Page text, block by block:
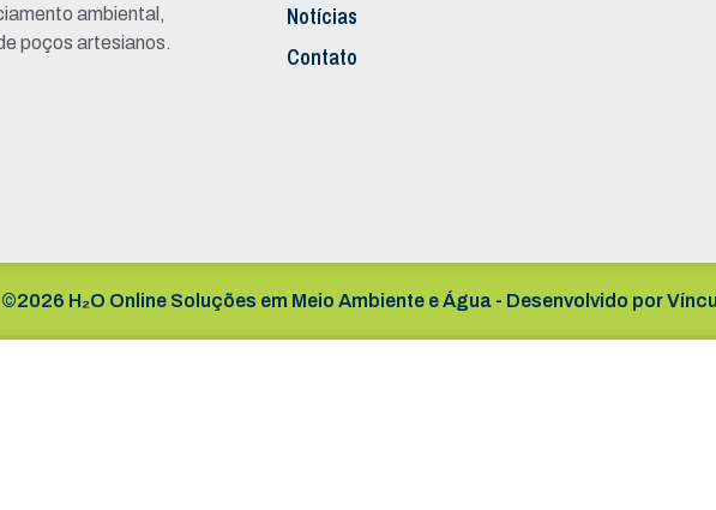
ambiental,
poços artesianos.
Notícias
Contato
©2026 H₂O Online Soluções em Meio Ambiente e Água - Desenvolvido por